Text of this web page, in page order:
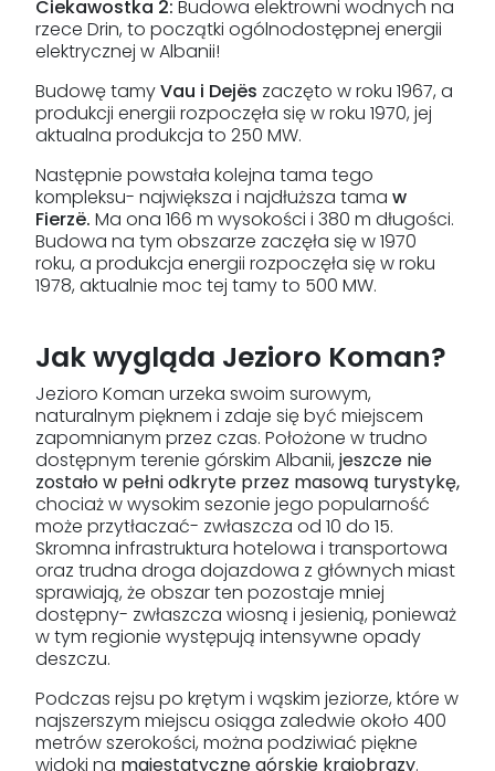
Ciekawostka 2: Budowa elektrowni wodnych na
rzece Drin, to początki ogólnodostępnej energii
elektrycznej w Albanii!
Budowę tamyVau i Dejës zaczęto w roku 1967, a
produkcji energii rozpoczęła się w roku 1970, jej
aktualna produkcja to 250 MW.
Następnie powstała kolejna tama tego
kompleksu- największa i najdłuższa tama w
Fierzë. Ma ona 166 m wysokości i 380 m długości.
Budowa na tym obszarze zaczęła się w 1970
roku, a produkcja energii rozpoczęła się w roku
1978, aktualnie moc tej tamy to 500 MW.
Jak wygląda Jezioro Koman?
Jezioro Koman urzeka swoim surowym,
naturalnym pięknem i zdaje się być miejscem
zapomnianym przez czas. Położone w trudno
dostępnym terenie górskim Albanii, jeszcze nie
zostało w pełni odkryte przez masową turystykę,
chociaż w wysokim sezonie jego popularność
może przytłaczać- zwłaszcza od 10 do 15.
Skromna infrastruktura hotelowa i transportowa
oraz trudna droga dojazdowa z głównych miast
sprawiają, że obszar ten pozostaje mniej
dostępny- zwłaszcza wiosną i jesienią, ponieważ
w tym regionie występują intensywne opady
deszczu.
Podczas rejsu po krętym i wąskim jeziorze, które w
najszerszym miejscu osiąga zaledwie około 400
metrów szerokości, można podziwiać piękne
widoki na majestatyczne górskie krajobrazy.